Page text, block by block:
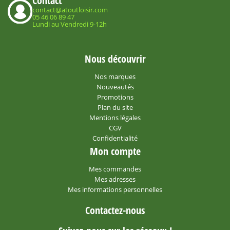
contact@atoutloisir.com
05 46 06 89 47
Lundi au Vendredi 9-12h
Nous découvrir
Nos marques
Nouveautés
Promotions
Plan du site
Mentions légales
CGV
Confidentialité
Mon compte
Mes commandes
Mes adresses
Mes informations personnelles
Contactez-nous